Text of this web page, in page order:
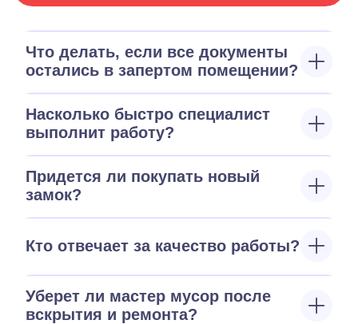
Что делать, если все документы
остались в запертом помещении?
Насколько быстро специалист
выполнит работу?
Придется ли покупать новый
замок?
Кто отвечает за качество работы?
Уберет ли мастер мусор после
вскрытия и ремонта?